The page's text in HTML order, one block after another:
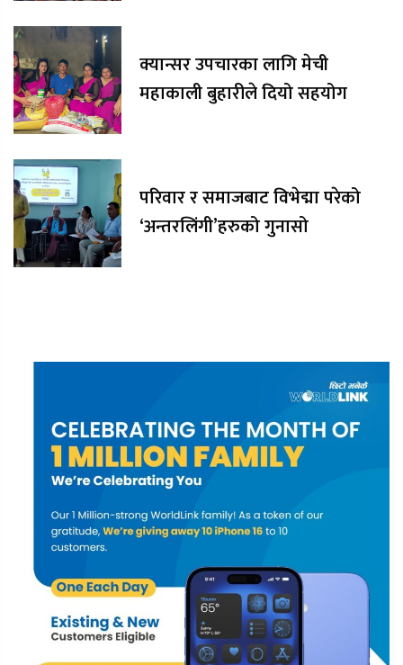
क्यान्सर उपचारका लागि मेची
महाकाली बुहारीले दियो सहयोग
परिवार र समाजबाट विभेद्मा परेको
‘अन्तरलिंगी’हरुको गुनासो